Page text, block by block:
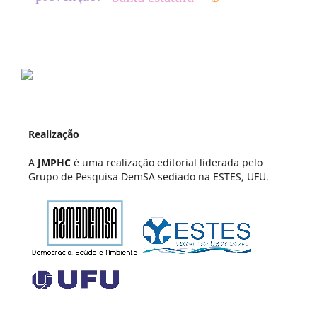
Realização
A JMPHCé uma realização editorial liderada pelo
Grupo de Pesquisa DemSA sediado na ESTES, UFU.